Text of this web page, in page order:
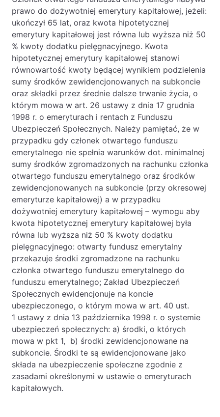
prawo do dożywotniej emerytury kapitałowej, jeżeli:
ukończył 65 lat, oraz kwota hipotetycznej
emerytury kapitałowej jest równa lub wyższa niż 50
% kwoty dodatku pielęgnacyjnego. Kwota
hipotetycznej emerytury kapitałowej stanowi
równowartość kwoty będącej wynikiem podzielenia
sumy środków zewidencjonowanych na subkoncie
oraz składki przez średnie dalsze trwanie życia, o
którym mowa w art. 26 ustawy z dnia 17 grudnia
1998 r. o emeryturach i rentach z Funduszu
Ubezpieczeń Społecznych. Należy pamiętać, że w
przypadku gdy członek otwartego funduszu
emerytalnego nie spełnia warunków dot. minimalnej
sumy środków zgromadzonych na rachunku członka
otwartego funduszu emerytalnego oraz środków
zewidencjonowanych na subkoncie (przy okresowej
emeryturze kapitałowej) a w przypadku
dożywotniej emerytury kapitałowej – wymogu aby
kwota hipotetycznej emerytury kapitałowej była
równa lub wyższa niż 50 % kwoty dodatku
pielęgnacyjnego: otwarty fundusz emerytalny
przekazuje środki zgromadzone na rachunku
członka otwartego funduszu emerytalnego do
funduszu emerytalnego; Zakład Ubezpieczeń
Społecznych ewidencjonuje na koncie
ubezpieczonego, o którym mowa w art. 40 ust.
1 ustawy z dnia 13 października 1998 r. o systemie
ubezpieczeń społecznych: a) środki, o których
mowa w pkt 1, b) środki zewidencjonowane na
subkoncie. Środki te są ewidencjonowane jako
składa na ubezpieczenie społeczne zgodnie z
zasadami określonymi w ustawie o emeryturach
kapitałowych.